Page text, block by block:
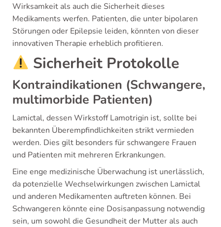
Wirksamkeit als auch die Sicherheit dieses
Medikaments werfen. Patienten, die unter bipolaren
Störungen oder Epilepsie leiden, könnten von dieser
innovativen Therapie erheblich profitieren.
Sicherheit Protokolle
Kontraindikationen (Schwangere,
multimorbide Patienten)
Lamictal, dessen Wirkstoff Lamotrigin ist, sollte bei
bekannten Überempfindlichkeiten strikt vermieden
werden. Dies gilt besonders für schwangere Frauen
und Patienten mit mehreren Erkrankungen.
Eine enge medizinische Überwachung ist unerlässlich,
da potenzielle Wechselwirkungen zwischen Lamictal
und anderen Medikamenten auftreten können. Bei
Schwangeren könnte eine Dosisanpassung notwendig
sein, um sowohl die Gesundheit der Mutter als auch